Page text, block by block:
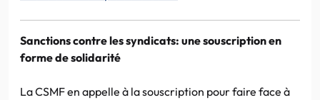
Sanctions contre les syndicats: une souscription en
forme de solidarité
La CSMF en appelle à la souscription pour faire face à